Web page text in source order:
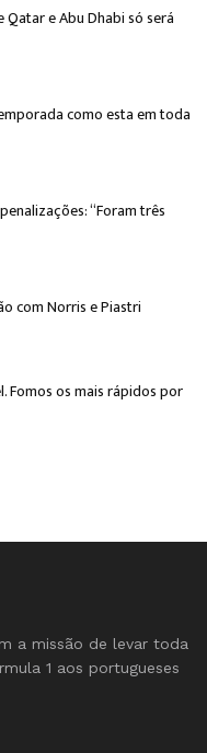
e Abu Dhabi só será
como esta em toda
“Foram três
com Norris e Piastri
Fomos os mais rápidos por
a missão de levar toda
1 aos portugueses